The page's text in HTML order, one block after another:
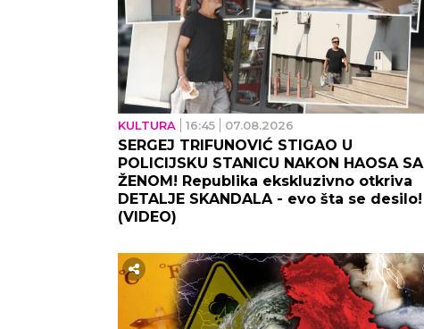
KULTURA 16:45 07.08.2026
SERGEJ TRIFUNOVIĆ STIGAO U
POLICIJSKU STANICU NAKON HAOSA SA
ŽENOM! Republika ekskluzivno otkriva
DETALJE SKANDALA - evo šta se desilo!
(VIDEO)